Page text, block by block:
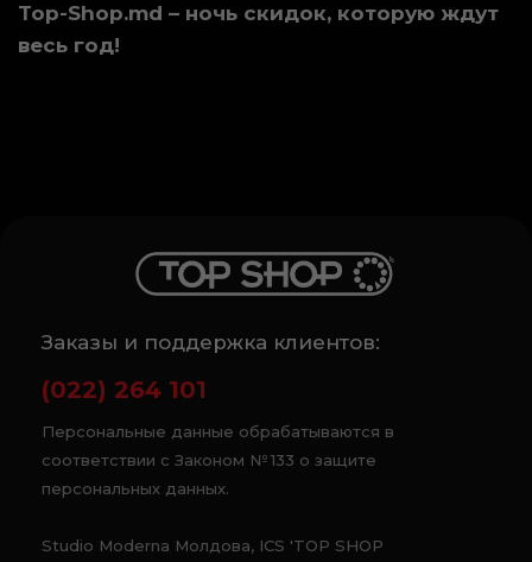
Top-Shop.md – ночь скидок, которую ждут
весь год!
Заказы и поддержка клиентов:
(022) 264 101
Персональные данные обрабатываются в
соответствии с Законом № 133 о защите
персональных данных.
Studio Moderna Молдова, ICS 'TOP SHOP